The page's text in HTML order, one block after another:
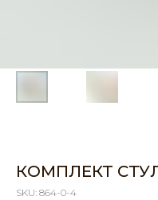
КОМПЛЕКТ
SKU: 864-0-4